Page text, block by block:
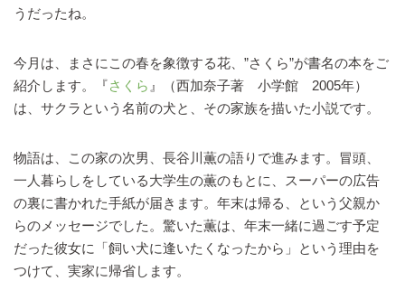
うだったね。
今月は、まさにこの春を象徴する花、”さくら”が書名の本をご
紹介します。『さくら 』（西加奈子著 小学館 2005年）
は、サクラという名前の犬と、その家族を描いた小説です。
物語は、この家の次男、長谷川薫の語りで進みます。冒頭、
一人暮らしをしている大学生の薫のもとに、スーパーの広告
の裏に書かれた手紙が届きます。年末は帰る、という父親か
らのメッセージでした。驚いた薫は、年末一緒に過ごす予定
だった彼女に「飼い犬に逢いたくなったから」という理由を
つけて、実家に帰省します。